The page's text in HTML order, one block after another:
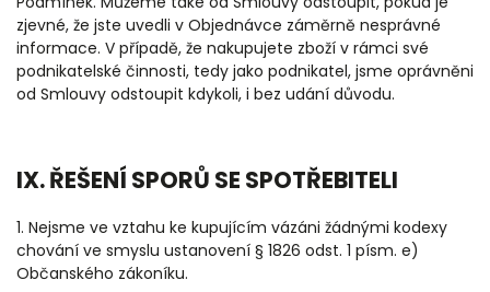
zjevné, že jste uvedli v Objednávce záměrně nesprávné
informace. V případě, že nakupujete zboží v rámci své
podnikatelské činnosti, tedy jako podnikatel, jsme oprávněni
od Smlouvy odstoupit kdykoli, i bez udání důvodu.
IX. ŘEŠENÍ SPORŮ SE SPOTŘEBITELI
1. Nejsme ve vztahu ke kupujícím vázáni žádnými kodexy
chování ve smyslu ustanovení § 1826 odst. 1 písm. e)
Občanského zákoníku.